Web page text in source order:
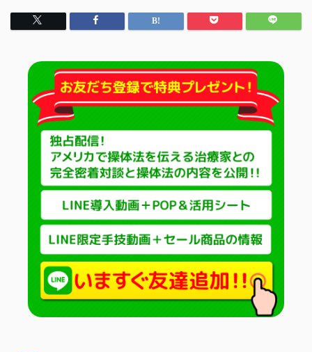
肩・背中の手技
腰の手技
足の手技
その他の手技
治療院の経営
コミュニケーション
治療家の生き方
治療院物販